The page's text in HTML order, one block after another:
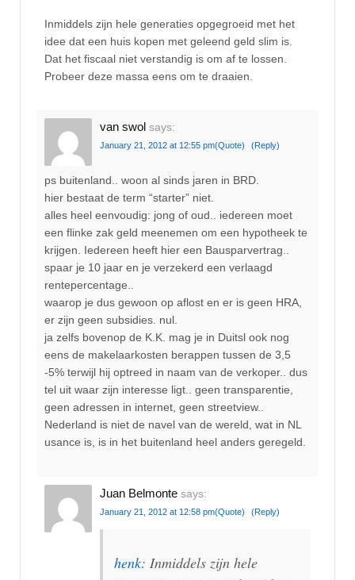
Inmiddels zijn hele generaties opgegroeid met het
idee dat een huis kopen met geleend geld slim is.
Dat het fiscaal niet verstandig is om af te lossen.
Probeer deze massa eens om te draaien.
van swol says:
January 21, 2012 at 12:55 pm(Quote) (Reply)
ps buitenland.. woon al sinds jaren in BRD.
hier bestaat de term “starter” niet.
alles heel eenvoudig: jong of oud.. iedereen moet
een flinke zak geld meenemen om een hypotheek te
krijgen. Iedereen heeft hier een Bausparvertrag..
spaar je 10 jaar en je verzekerd een verlaagd
rentepercentage..
waarop je dus gewoon op aflost en er is geen HRA,
er zijn geen subsidies. nul.
ja zelfs bovenop de K.K. mag je in Duitsl ook nog
eens de makelaarkosten berappen tussen de 3,5
-5% terwijl hij optreed in naam van de verkoper.. dus
tel uit waar zijn interesse ligt.. geen transparentie,
geen adressen in internet, geen streetview..
Nederland is niet de navel van de wereld, wat in NL
usance is, is in het buitenland heel anders geregeld.
Juan Belmonte says:
January 21, 2012 at 12:58 pm(Quote) (Reply)
henk: Inmiddels zijn hele